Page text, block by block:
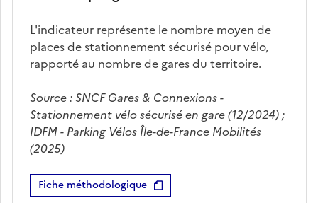
L'indicateur représente le nombre moyen de
places de stationnement sécurisé pour vélo,
rapporté au nombre de gares du territoire.
Source: SNCF Gares & Connexions -
Stationnement vélo sécurisé en gare (12/2024) ;
IDFM - Parking Vélos Île-de-France Mobilités
(2025)
Fiche méthodologique